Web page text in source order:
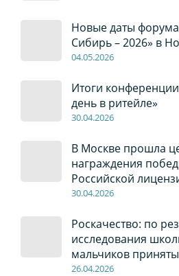
Новые даты
Сибирь – 2026» в
04.05.2026
Итоги
день в ритейле»
30.04.2026
В Москве прошла
награждения
Российской
30.04.2026
Роскачество: по
исследования
мальчиков
26.04.2026